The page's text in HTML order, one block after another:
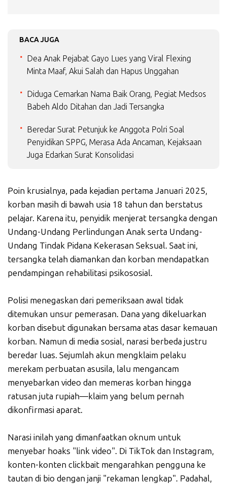
BACA JUGA
Dea Anak Pejabat Gayo Lues yang Viral Flexing
Minta Maaf, Akui Salah dan Hapus Unggahan
Diduga Cemarkan Nama Baik Orang, Pegiat Medsos
Babeh Aldo Ditahan dan Jadi Tersangka
Beredar Surat Petunjuk ke Anggota Polri Soal
Penyidikan SPPG, Merasa Ada Ancaman, Kejaksaan
Juga Edarkan Surat Konsolidasi
Poin krusialnya, pada kejadian pertama Januari 2025,
korban masih di bawah usia 18 tahun dan berstatus
pelajar. Karena itu, penyidik menjerat tersangka dengan
Undang-Undang Perlindungan Anak serta Undang-
Undang Tindak Pidana Kekerasan Seksual. Saat ini,
tersangka telah diamankan dan korban mendapatkan
pendampingan rehabilitasi psikososial.
Polisi menegaskan dari pemeriksaan awal tidak
ditemukan unsur pemerasan. Dana yang dikeluarkan
korban disebut digunakan bersama atas dasar kemauan
korban. Namun di media sosial, narasi berbeda justru
beredar luas. Sejumlah akun mengklaim pelaku
merekam perbuatan asusila, lalu mengancam
menyebarkan video dan memeras korban hingga
ratusan juta rupiah—klaim yang belum pernah
dikonfirmasi aparat.
Narasi inilah yang dimanfaatkan oknum untuk
menyebar hoaks "link video". Di TikTok dan Instagram,
konten-konten clickbait mengarahkan pengguna ke
tautan di bio dengan janji "rekaman lengkap". Padahal,